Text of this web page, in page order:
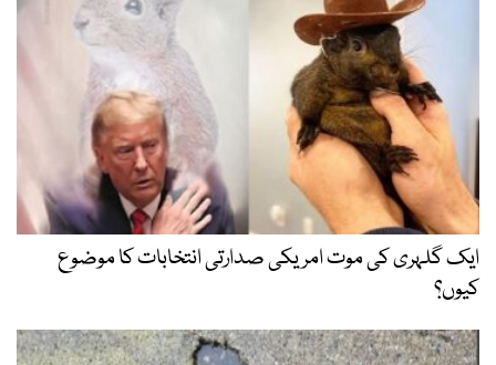
ایک گلہری کی موت امریکی صدارتی انتخابات کا موضوع
کیوں؟